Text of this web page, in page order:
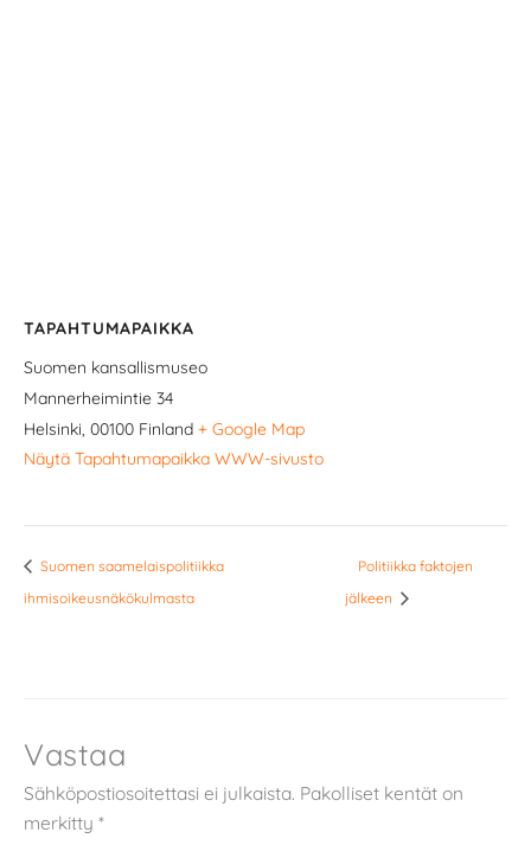
TAPAHTUMAPAIKKA
Suomen kansallismuseo
Mannerheimintie 34
Helsinki, 00100 Finland + Google Map
Näytä Tapahtumapaikka WWW-sivusto
Suomen saamelaispolitiikka
ihmisoikeusnäkökulmasta
Politiikka faktojen
jälkeen
Vastaa
Sähköpostiosoitettasi ei julkaista. Pakolliset kentät on
merkitty *